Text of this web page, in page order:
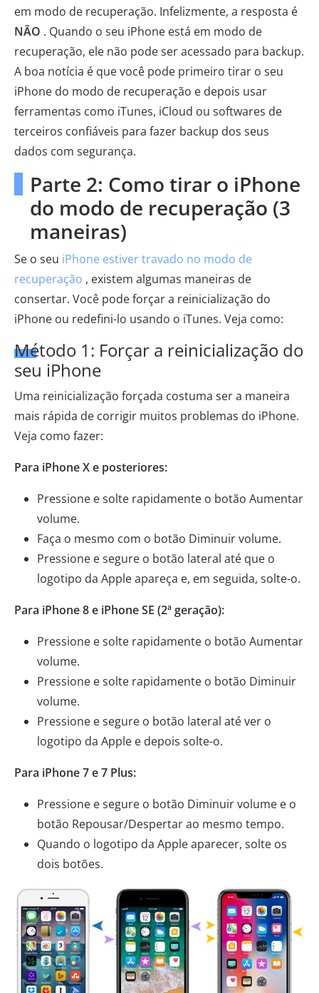
em modo de recuperação. Infelizmente, a resposta é
NÃO . Quando o seu iPhone está em modo de
recuperação, ele não pode ser acessado para backup.
A boa notícia é que você pode primeiro tirar o seu
iPhone do modo de recuperação e depois usar
ferramentas como iTunes, iCloud ou softwares de
terceiros confiáveis ​​para fazer backup dos seus
dados com segurança.
Parte 2: Como tirar o iPhone
do modo de recuperação (3
maneiras)
Se o seu iPhone estiver travado no modo de
recuperação , existem algumas maneiras de
consertar. Você pode forçar a reinicialização do
iPhone ou redefini-lo usando o iTunes. Veja como:
Método 1: Forçar a reinicialização do
seu iPhone
Uma reinicialização forçada costuma ser a maneira
mais rápida de corrigir muitos problemas do iPhone.
Veja como fazer:
Para iPhone X e posteriores:
Pressione e solte rapidamente o botão Aumentar
volume.
Faça o mesmo com o botão Diminuir volume.
Pressione e segure o botão lateral até que o
logotipo da Apple apareça e, em seguida, solte-o.
Para iPhone 8 e iPhone SE (2ª geração):
Pressione e solte rapidamente o botão Aumentar
volume.
Pressione e solte rapidamente o botão Diminuir
volume.
Pressione e segure o botão lateral até ver o
logotipo da Apple e depois solte-o.
Para iPhone 7 e 7 Plus:
Pressione e segure o botão Diminuir volume e o
botão Repousar/Despertar ao mesmo tempo.
Quando o logotipo da Apple aparecer, solte os
dois botões.